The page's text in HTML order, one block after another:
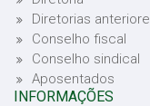
Diretorias
Conselho fiscal
Conselho sindical
Aposentados
INFORMAÇÕES